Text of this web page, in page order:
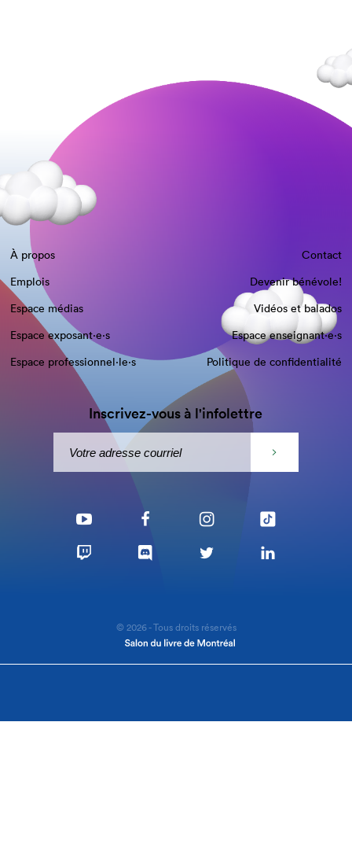
À propos
Contact
Emplois
Devenir bénévole!
Espace médias
Vidéos et balados
Espace exposant·e⋅s
Espace enseignant·e⋅s
Espace professionnel·le⋅s
Politique de confidentialité
Inscrivez-vous à l'infolettre
© 2026 - Tous droits réservés